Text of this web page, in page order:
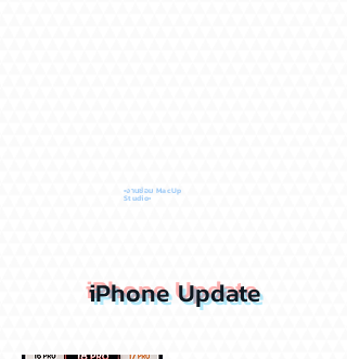
•งานซ่อม MacUp
Studio•
iPhone Update